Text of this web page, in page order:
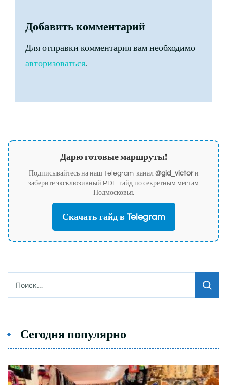
Добавить комментарий
Для отправки комментария вам необходимо
авторизоваться.
Дарю готовые маршруты!
Подписывайтесь на наш Telegram-канал @gid_victorи
заберите эксклюзивный PDF-гайд по секретным местам
Подмосковья.
Скачать гайд в Telegram
Сегодня популярно